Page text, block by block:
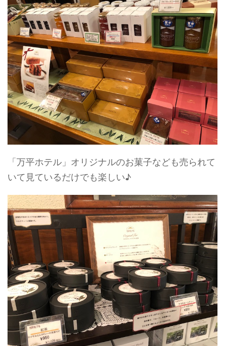
「万平ホテル」オリジナルのお菓子なども売られて
いて見ているだけでも楽しい♪